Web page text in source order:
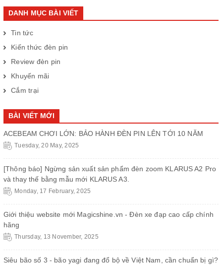
DANH MỤC BÀI VIẾT
Tin tức
Kiến thức đèn pin
Review đèn pin
Khuyến mãi
Cắm trại
BÀI VIẾT MỚI
ACEBEAM CHƠI LỚN: BẢO HÀNH ĐÈN PIN LÊN TỚI 10 NĂM
Tuesday, 20 May, 2025
[Thông báo] Ngừng sản xuất sản phẩm đèn zoom KLARUS A2 Pro
và thay thế bằng mẫu mới KLARUS A3.
Monday, 17 February, 2025
Giới thiệu website mới Magicshine.vn - Đèn xe đạp cao cấp chính
hãng
Thursday, 13 November, 2025
Siêu bão số 3 - bão yagi đang đổ bộ về Việt Nam, cần chuẩn bị gì?